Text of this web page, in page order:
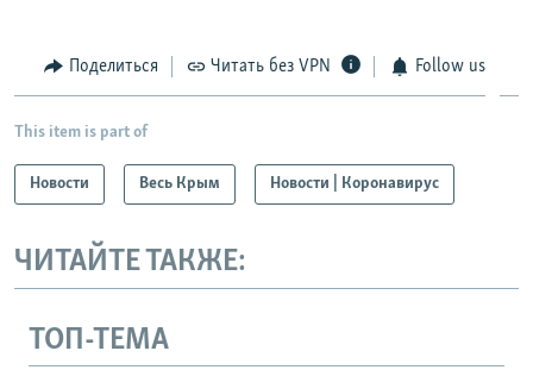
Поделиться Читать без VPN Follow us
This item is part of
Новости Весь Крым Новости | Коронавирус
ЧИТАЙТЕ ТАКЖЕ:
ТОП-ТЕМА